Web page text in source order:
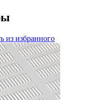
из избранного